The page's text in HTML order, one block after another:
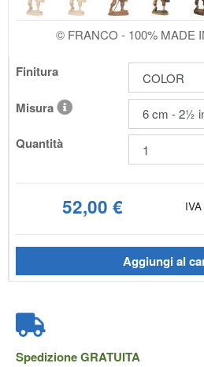
© FRANCO - 100% MADE
Finitura
Misura
Quantità
52,00 €
Aggiungi al
SpedizioneGRATUITA